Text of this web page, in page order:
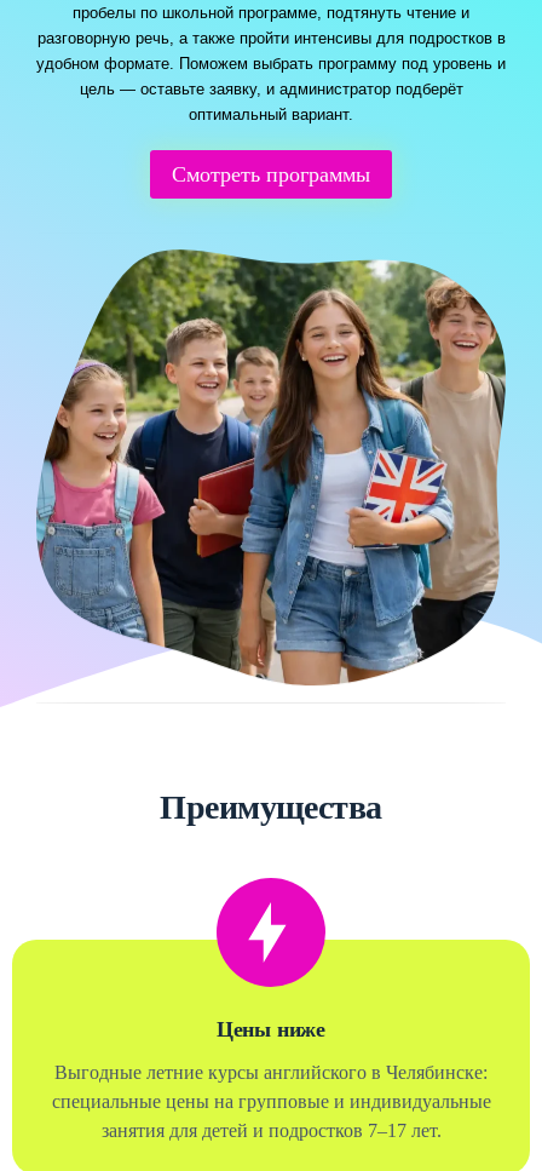
пробелы по школьной программе, подтянуть чтение и
разговорную речь, а также пройти интенсивы для подростков в
удобном формате. Поможем выбрать программу под уровень и
цель — оставьте заявку, и администратор подберёт
оптимальный вариант.
Смотреть программы
Преимущества
Цены ниже
Выгодные летние курсы английского в Челябинске:
специальные цены на групповые и индивидуальные
занятия для детей и подростков 7–17 лет.